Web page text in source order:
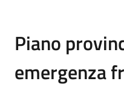
Piano
emergenza